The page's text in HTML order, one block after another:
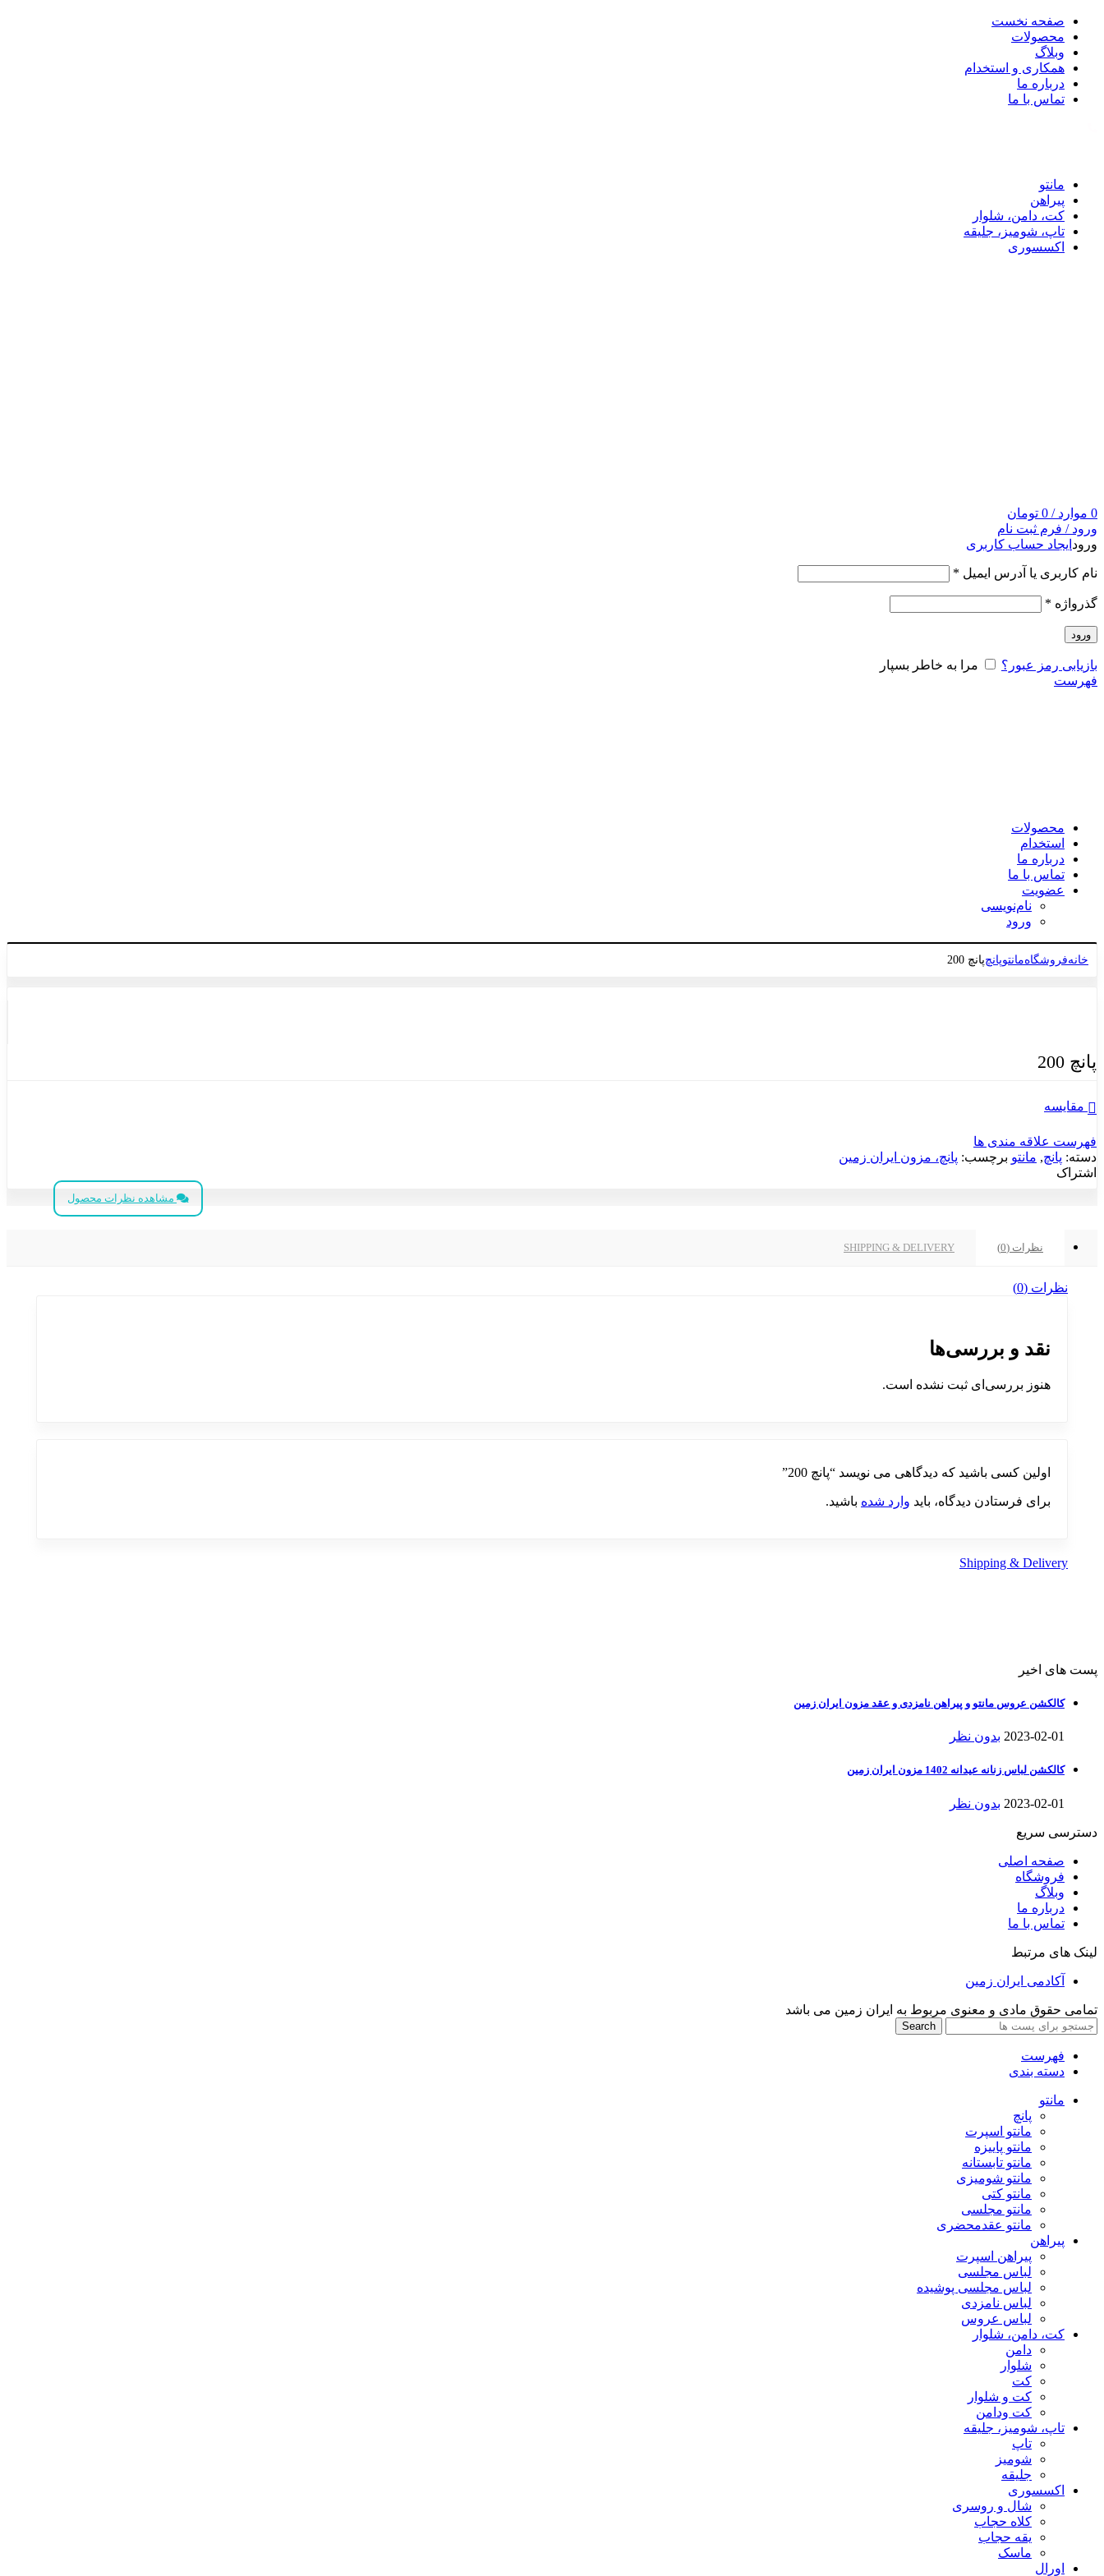
صفحه نخست
محصولات
وبلاگ
همکاری و استخدام
درباره ما
تماس با ما
مانتو
پیراهن
کت، دامن، شلوار
تاپ، شومیز، جلیقه
اکسسوری
0 موارد /
0 تومان
ورود / فرم ثبت نام
ورود ایجاد حساب کاربری
نام کاربری یا آدرس ایمیل *
گذرواژه *
ورود
بازیابی رمز عبور؟
مرا به خاطر بسپار
فهرست
محصولات
استخدام
درباره ما
تماس با ما
عضویت
نام‌نویسی
ورود
خانهفروشگاهمانتوپانچپانچ 200
پانچ 200
مقایسه
فهرست علاقه مندی ها
دسته: پانچ, مانتو برچسب: پانچ، مزون ایران زمین
اشتراک
مشاهده نظرات محصول
نظرات (0) SHIPPING & DELIVERY
نظرات (0)
نقد و بررسی‌ها
هنوز بررسی‌ای ثبت نشده است.
اولین کسی باشید که دیدگاهی می نویسد “پانچ 200”
برای فرستادن دیدگاه، باید وارد شده باشید.
Shipping & Delivery
پست های اخیر
کالکشن عروس مانتو و پیراهن نامزدی و عقد مزون ایران زمین
2023-02-01 بدون نظر
کالکشن لباس زنانه عیدانه 1402 مزون ایران زمین
2023-02-01 بدون نظر
دسترسی سریع
صفحه اصلی
فروشگاه
وبلاگ
درباره ما
تماس با ما
لینک های مرتبط
آکادمی ایران زمین
تمامی حقوق مادی و معنوی مربوط به ایران زمین می باشد
Search
فهرست
دسته بندی
مانتو
پانچ
مانتو اسپرت
مانتو پاییزه
مانتو تابستانه
مانتو شومیزی
مانتو کتی
مانتو مجلسی
مانتو عقد‌محضری
پیراهن
پیراهن اسپرت
لباس مجلسی
لباس مجلسی پوشیده
لباس نامزدی
لباس عروس
کت، دامن، شلوار
دامن
شلوار
کت
کت و شلوار
کت ودامن
تاپ، شومیز، جلیقه
تاپ
شومیز
جلیقه
اکسسوری
شال و روسری
کلاه حجاب
یقه حجاب
ماسک
اورال